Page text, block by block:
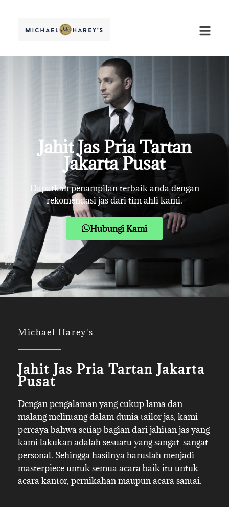
Jahit Jas Pria Tartan
Jakarta Pusat
Dapatkan penampilan terbaik anda dengan
rekomendasi jas dari tim ahli kami.
Hubungi Kami
Michael Harey's
Jahit Jas Pria Tartan Jakarta
Pusat
Dengan pengalaman yang cukup lama dan
malang melintang dalam dunia tailor jas, kami
percaya bahwa setiap bagian dari jahitan jas yang
kami lakukan adalah sesuatu yang sangat-sangat
personal. Sehingga hasilnya haruslah menjadi
masterpiece untuk semua acara baik itu untuk
acara kantor, pernikahan maupun acara santai.